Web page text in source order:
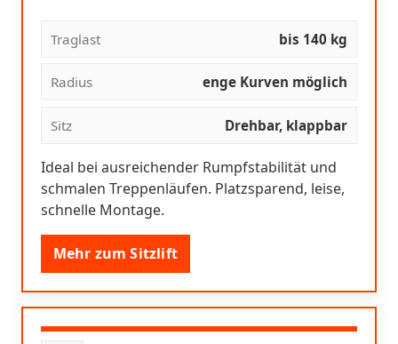
Traglast bis 140 kg
Radius enge Kurven möglich
Sitz Drehbar, klappbar
Ideal bei ausreichender Rumpfstabilität und
schmalen Treppenläufen. Platzsparend, leise,
schnelle Montage.
Mehr zum Sitzlift